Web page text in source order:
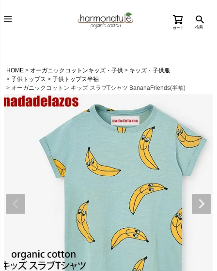
カート 検索
HOME オーガニックコットンキッズ・子供
キッズ・子供服
子供トップス
子供トップス半袖
オーガニックコットン キッズ スラブTシャツ BananaFriends(半袖)